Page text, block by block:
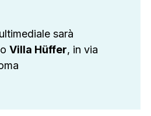
sarà
Villa Hüffer, in via